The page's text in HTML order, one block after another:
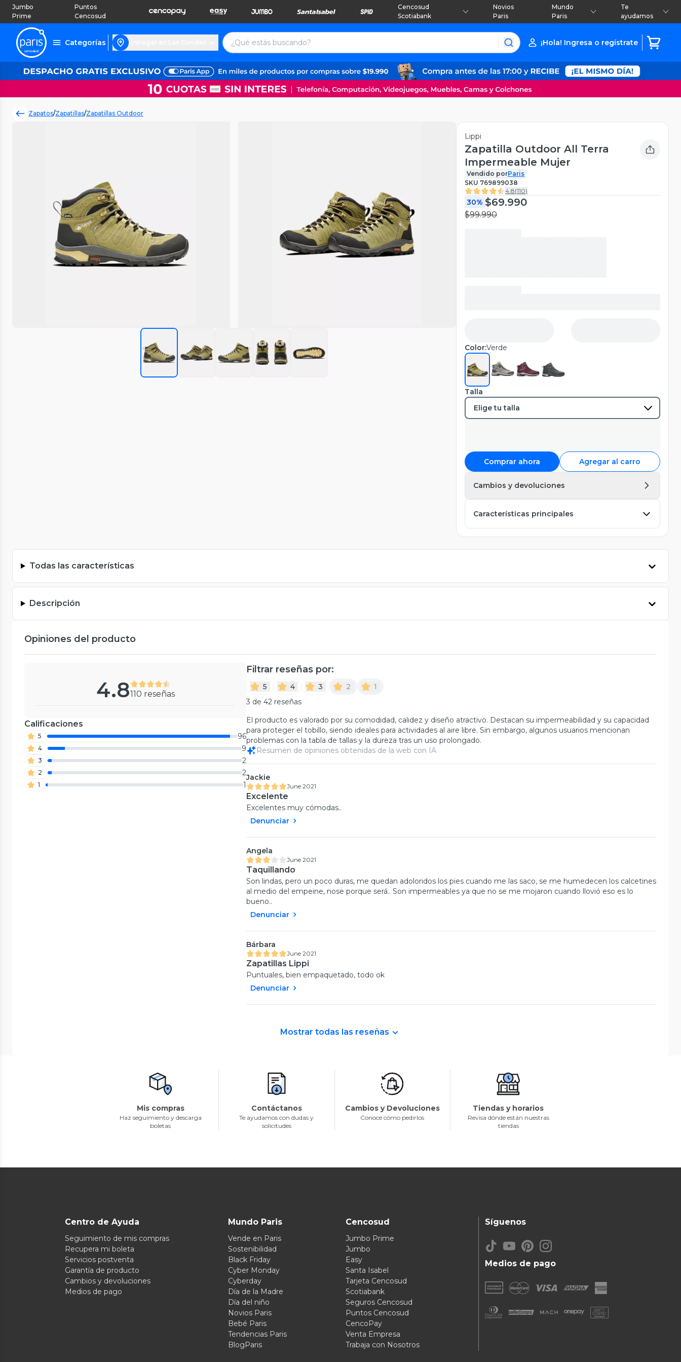
Jumbo
Prime
Puntos
Cencosud
Cencosud
Scotiabank
Novios
Paris
Mundo
Paris
Te
ayudamos
Categorías ¡Hola! Ingresa o regístrate
Zapatos/Zapatillas/Zapatillas Outdoor
Lippi
Zapatilla Outdoor All Terra
Impermeable Mujer
Vendido porParis
SKU 769899038
4.8(110)
30% $69.990
$99.990
Color:Verde
Talla
Comprar ahora Agregar al carro
Cambios y devoluciones
Características principales
Todas las características
Descripción
Opiniones del producto
4.8110 reseñas
Calificaciones
5 96
4 9
3 2
2 2
1 1
Filtrar reseñas por:
5 4 3 2
1
3 de 42 reseñas
El producto es valorado por su comodidad, calidez y diseño atractivo. Destacan su impermeabilidad y su capacidad
para proteger el tobillo, siendo ideales para actividades al aire libre. Sin embargo, algunos usuarios mencionan
problemas con la tabla de tallas y la dureza tras un uso prolongado.
Resumen de opiniones obtenidas de la web con IA
Jackie
June 2021
Excelente
Excelentes muy cómodas..
Denunciar
Angela
June 2021
Taquillando
Son lindas, pero un poco duras, me quedan adoloridos los pies cuando me las saco, se me humedecen los calcetines
al medio del empeine, nose porque será.. Son impermeables ya que no se me mojaron cuando llovió eso es lo
bueno..
Denunciar
Bárbara
June 2021
Zapatillas Lippi
Puntuales, bien empaquetado, todo ok
Denunciar
Mostrar todas las reseñas
Mis compras
Haz seguimiento y descarga
boletas
Contáctanos
Te ayudamos con dudas y
solicitudes
Cambios y Devoluciones
Conoce cómo pedirlos
Tiendas y horarios
Revisa dónde están nuestras
tiendas
Centro de Ayuda
Seguimiento de mis compras
Recupera mi boleta
Servicios postventa
Garantía de producto
Cambios y devoluciones
Medios de pago
Mundo Paris
Vende en Paris
Sostenibilidad
Black Friday
Cyber Monday
Cyberday
Día de la Madre
Día del niño
Novios Paris
Bebé Paris
Tendencias Paris
BlogParis
Cencosud
Jumbo Prime
Jumbo
Easy
Santa Isabel
Tarjeta Cencosud
Scotiabank
Seguros Cencosud
Puntos Cencosud
CencoPay
Venta Empresa
Trabaja con Nosotros
Medios de pago
Síguenos